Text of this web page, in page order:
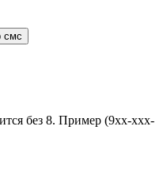
без 8. Пример (9хх-ххх-